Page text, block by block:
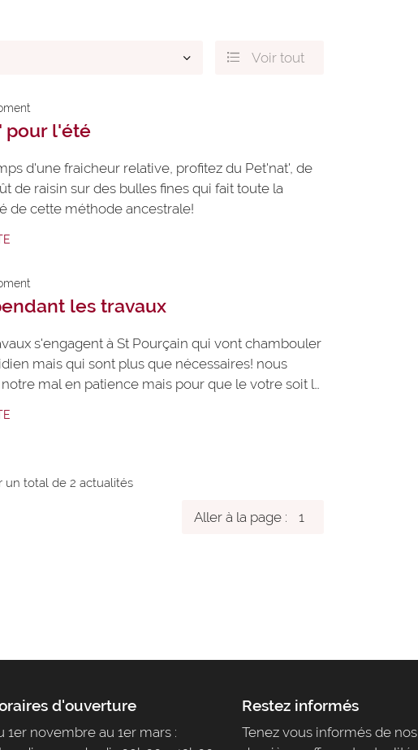
 Voir tout
pour l'été
d'une fraicheur relative, profitez du Pet'nat', de
de raisin sur des bulles fines qui fait toute la
de cette méthode ancestrale!
les travaux
s'engagent à St Pourçain qui vont chambouler
mais qui sont plus que nécessaires! nous
mal en patience mais pour que le votre soit le
un total de 2 actualités
Aller à la page :
d'ouverture
1er novembre au 1er mars :
Restez informés
Tenez vous informés de nos